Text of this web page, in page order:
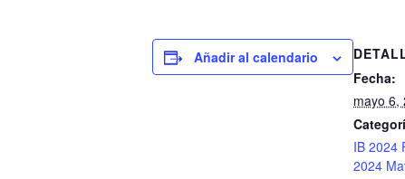
Añadir al calendario
Fecha:
mayo 6,
IB 2024
2024